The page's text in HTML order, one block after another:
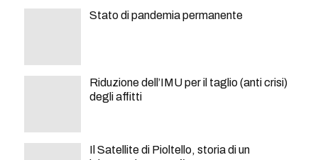
Stato di pandemia permanente
Riduzione dell’IMU per il taglio (anti crisi)
degli affitti
Il Satellite di Pioltello, storia di un